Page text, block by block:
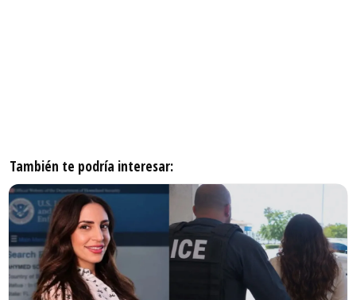
También te podría interesar: